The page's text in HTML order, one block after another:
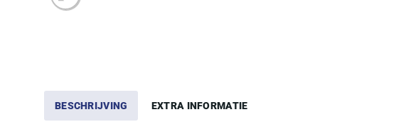
BESCHRIJVING EXTRA INFORMATIE